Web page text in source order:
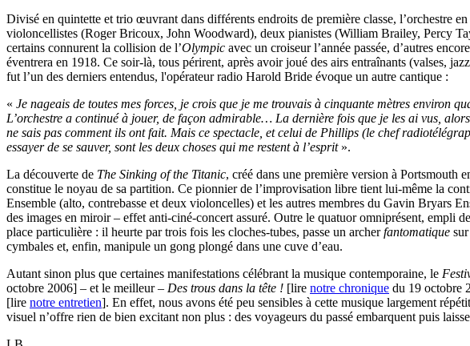
Divisé en quintette et trio œuvrant dans différents endroits de première classe,
violoncellistes (Roger Bricoux, John Woodward), deux pianistes (William Brailey, Percy
certains connurent la collision de l’Olympic avec un croiseur l’année passée, d’autres
éventrera en 1918. Ce soir-là, tous périrent, après avoir joué des airs entraînants (valses,
fut l’un des derniers entendus, l'opérateur radio Harold Bride évoque un autre cantique :
« Je nageais de toutes mes forces, je crois que je me trouvais à cinquante mètres environ
L’orchestre a continué à jouer, de façon admirable… La dernière fois que je les ai vus,
ne sais pas comment ils ont fait. Mais ce spectacle, et celui de Phillips (le chef
essayer de se sauver, sont les deux choses qui me restent à l’esprit».
La découverte de The Sinking of the Titanic, créé dans une première version à Portsmouth
constitue le noyau de sa partition. Ce pionnier de l’improvisation libre tient lui-même la
Ensemble (alto, contrebasse et deux violoncelles) et les autres membres du Gavin Bryars
des images en miroir – effet anti-ciné-concert assuré. Outre le quatuor omniprésent, empli
place particulière : il heurte par trois fois les cloches-tubes, passe un archerfantomatique
cymbales et, enfin, manipule un gong plongé dans une cuve d’eau.
Autant sinon plus que certaines manifestations célébrant la musique contemporaine, le
octobre 2006] – et le meilleur – Des trous dans la tête ! [lire notre chronique du 19 octobre
[lire notre entretien]. En effet, nous avons été peu sensibles à cette musique largement
visuel n’offre rien de bien excitant non plus : des voyageurs du passé embarquent puis